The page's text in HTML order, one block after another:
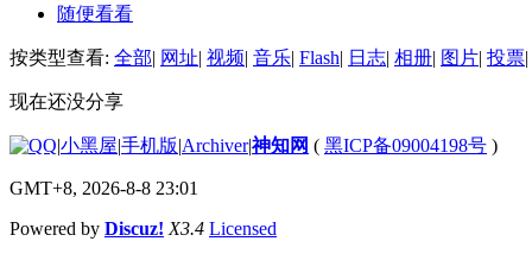
随便看看
按类型查看: 全部| 网址| 视频| 音乐| Flash| 日志| 相册| 图片| 投票|
现在还没分享
|小黑屋|手机版|Archiver|神知网 ( 黑ICP备09004198号 )
GMT+8, 2026-8-8 23:01
Powered by Discuz! X3.4 Licensed